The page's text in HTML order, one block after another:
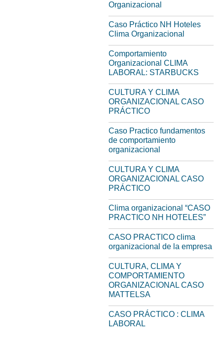
Organizacional
Caso Práctico NH Hoteles
Clima Organizacional
Comportamiento
Organizacional CLIMA
LABORAL: STARBUCKS
CULTURA Y CLIMA
ORGANIZACIONAL CASO
PRÁCTICO
Caso Practico fundamentos
de comportamiento
organizacional
CULTURA Y CLIMA
ORGANIZACIONAL CASO
PRÁCTICO
Clima organizacional “CASO
PRACTICO NH HOTELES”
CASO PRACTICO clima
organizacional de la empresa
CULTURA, CLIMA Y
COMPORTAMIENTO
ORGANIZACIONAL CASO
MATTELSA
CASO PRÁCTICO : CLIMA
LABORAL